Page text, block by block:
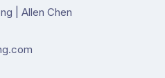
| Allen Chen